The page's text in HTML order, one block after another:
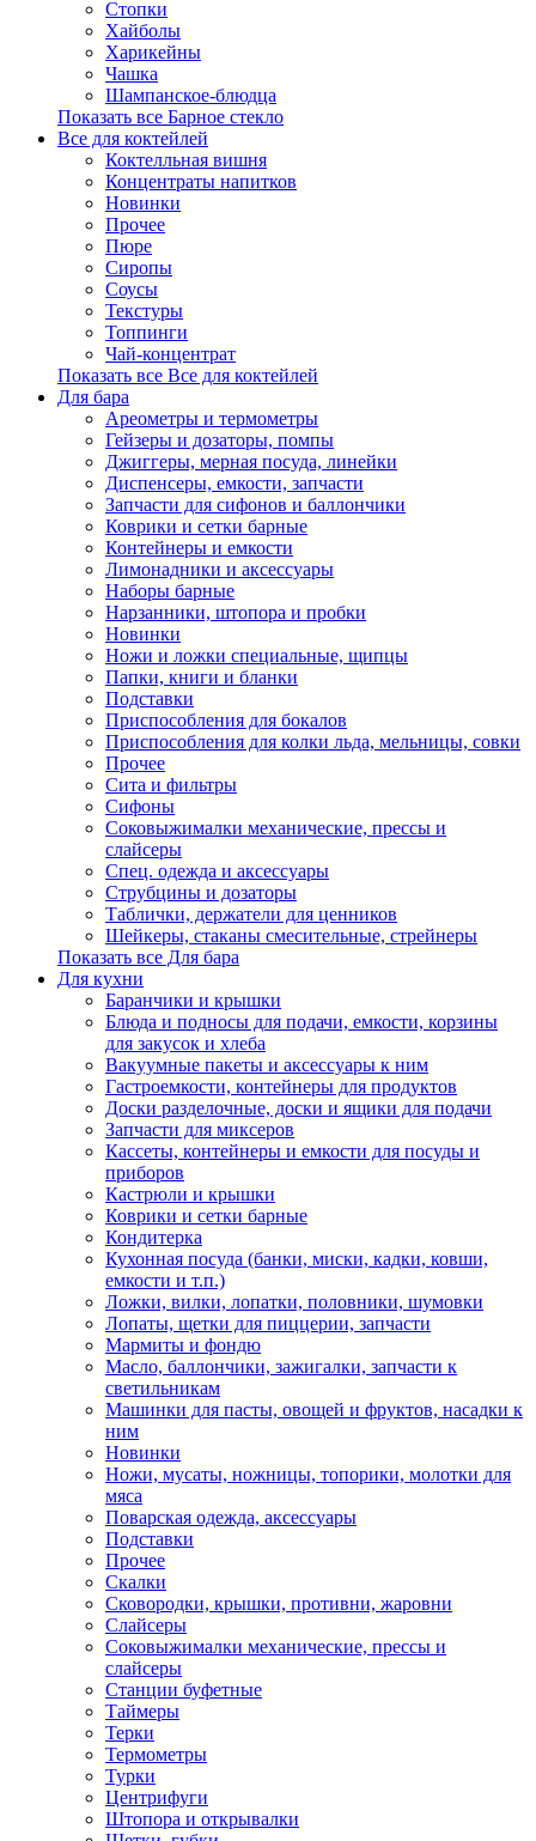
Стопки
Хайболы
Харикейны
Чашка
Шампанское-блюдца
Показать все Барное стекло
Все для коктейлей
Коктелльная вишня
Концентраты напитков
Новинки
Прочее
Пюре
Сиропы
Соусы
Текстуры
Топпинги
Чай-концентрат
Показать все Все для коктейлей
Для бара
Ареометры и термометры
Гейзеры и дозаторы, помпы
Джиггеры, мерная посуда, линейки
Диспенсеры, емкости, запчасти
Запчасти для сифонов и баллончики
Коврики и сетки барные
Контейнеры и емкости
Лимонадники и аксессуары
Наборы барные
Нарзанники, штопора и пробки
Новинки
Ножи и ложки специальные, щипцы
Папки, книги и бланки
Подставки
Приспособления для бокалов
Приспособления для колки льда, мельницы, совки
Прочее
Сита и фильтры
Сифоны
Соковыжималки механические, прессы и
слайсеры
Спец. одежда и аксессуары
Струбцины и дозаторы
Таблички, держатели для ценников
Шейкеры, стаканы смесительные, стрейнеры
Показать все Для бара
Для кухни
Баранчики и крышки
Блюда и подносы для подачи, емкости, корзины
для закусок и хлеба
Вакуумные пакеты и аксессуары к ним
Гастроемкости, контейнеры для продуктов
Доски разделочные, доски и ящики для подачи
Запчасти для миксеров
Кассеты, контейнеры и емкости для посуды и
приборов
Кастрюли и крышки
Коврики и сетки барные
Кондитерка
Кухонная посуда (банки, миски, кадки, ковши,
емкости и т.п.)
Ложки, вилки, лопатки, половники, шумовки
Лопаты, щетки для пиццерии, запчасти
Мармиты и фондю
Масло, баллончики, зажигалки, запчасти к
светильникам
Машинки для пасты, овощей и фруктов, насадки к
ним
Новинки
Ножи, мусаты, ножницы, топорики, молотки для
мяса
Поварская одежда, аксессуары
Подставки
Прочее
Скалки
Сковородки, крышки, противни, жаровни
Слайсеры
Соковыжималки механические, прессы и
слайсеры
Станции буфетные
Таймеры
Терки
Термометры
Турки
Центрифуги
Штопора и открывалки